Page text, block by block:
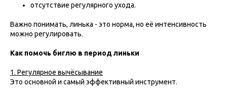
отсутствие регулярного ухода.
Важно понимать, линька - это норма, но её интенсивность
можно регулировать.
Как помочь биглю в период линьки
1. Регулярное вычёсывание
Это основной и самый эффективный инструмент.